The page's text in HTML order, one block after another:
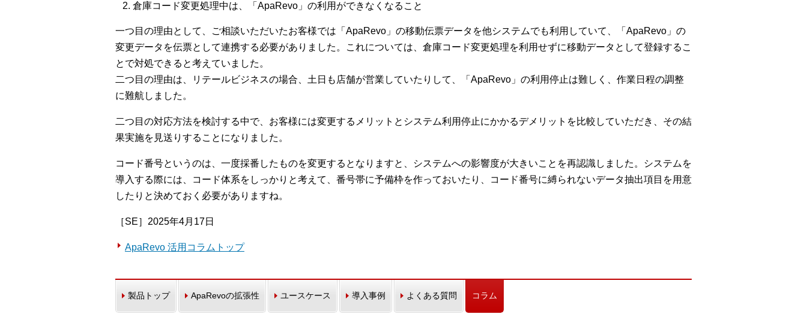
倉庫コード変更処理中は、「ApaRevo」の利用ができなくなること
一つ目の理由として、ご相談いただいたお客様では「ApaRevo」の移動伝票データを他システムでも利用していて、「ApaRevo」の
変更データを伝票として連携する必要がありました。これについては、倉庫コード変更処理を利用せずに移動データとして登録するこ
とで対処できると考えていました。
二つ目の理由は、リテールビジネスの場合、土日も店舗が営業していたりして、「ApaRevo」の利用停止は難しく、作業日程の調整
に難航しました。
二つ目の対応方法を検討する中で、お客様には変更するメリットとシステム利用停止にかかるデメリットを比較していただき、その結
果実施を見送りすることになりました。
コード番号というのは、一度採番したものを変更するとなりますと、システムへの影響度が大きいことを再認識しました。システムを
導入する際には、コード体系をしっかりと考えて、番号帯に予備枠を作っておいたり、コード番号に縛られないデータ抽出項目を用意
したりと決めておく必要がありますね。
［SE］2025年4月17日
ApaRevo 活用コラムトップ
製品トップ ApaRevoの拡張性 ユースケース 導入事例 よくある質問 コラム